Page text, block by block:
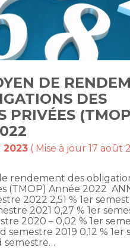
DE
DES
PRIVÉES
2023 ( Mise à jour 17 août
rendement des
(TMOP) Année 2022
2022 2,51 % 1er
2021 0,27 % 1er
2020 – 0,02 % 1er
semestre 2019 0,12 % 1er
semestre…